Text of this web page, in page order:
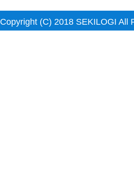
Copyright (C) 2018 SEKILOGI All